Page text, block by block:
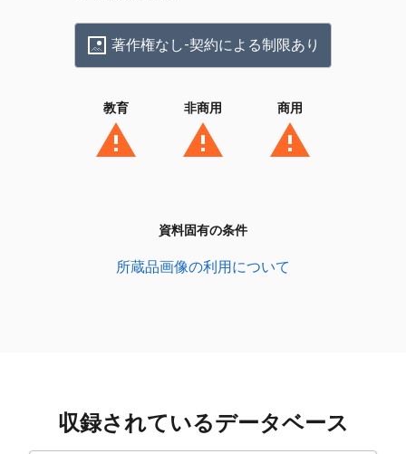
著作権なし-契約による制限あり
教育 非商用 商用
資料固有の条件
所蔵品画像の利用について
収録されているデータベース